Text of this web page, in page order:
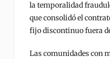
la temporalidad
que consolidó el
fijo discontinuo fuera
Las comunidades con